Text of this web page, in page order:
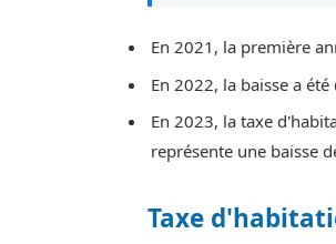
En 2021, la première
En 2022, la baisse a
En 2023, la taxe
représente une baisse
Taxe